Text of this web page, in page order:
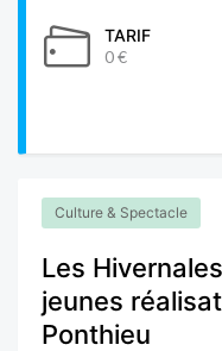
TARIF
0 €
Culture & Spectacle
Les
jeunes
Ponthieu